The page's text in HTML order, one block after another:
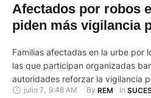
Afectados por robos
piden más vigilancia
Familias afectadas en la urbe por
las que participan organizadas
autoridades reforzar la vigilancia
proyectos de seguridad. Los
julio 7, 9:48 AM By REM In